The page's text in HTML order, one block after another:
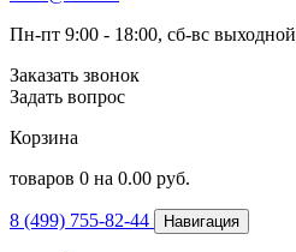
Пн-пт 9:00 - 18:00, сб-вс выходной
Заказать звонок
Задать вопрос
Корзина
товаров 0 на 0.00 руб.
8 (499) 755-82-44 Навигация